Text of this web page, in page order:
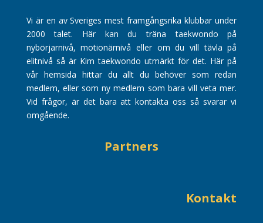
Vi är en av Sveriges mest framgångsrika klubbar under
2000 talet. Här kan du träna taekwondo på
nybörjarnivå, motionärnivå eller om du vill tävla på
elitnivå så är Kim taekwondo utmärkt för det. Här på
vår hemsida hittar du allt du behöver som redan
medlem, eller som ny medlem som bara vill veta mer.
Vid frågor, är det bara att kontakta oss så svarar vi
omgående.
Partners
Kontakt